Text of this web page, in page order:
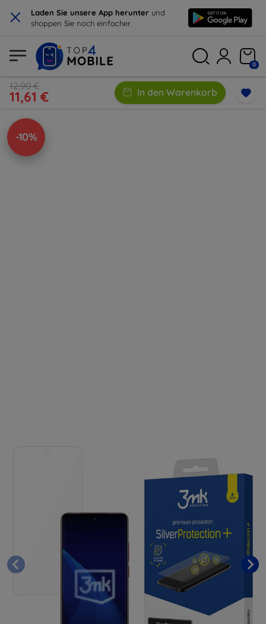
× Laden Sie unsere App herunter und
shoppen Sie noch einfacher.
0
12,90 €
11,61 € In den Warenkorb
-10%